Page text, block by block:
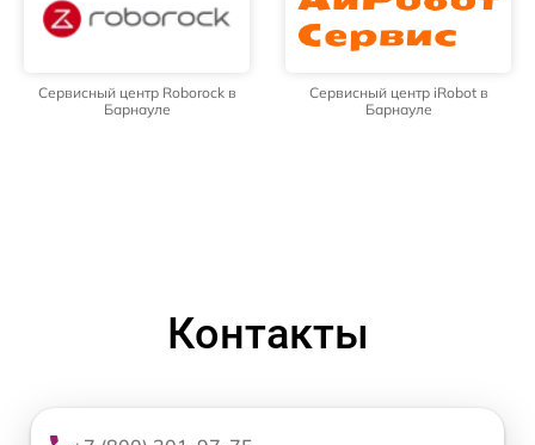
Сервисный центр Roborock в
Барнауле
Сервисный центр iRobot в
Барнауле
Контакты